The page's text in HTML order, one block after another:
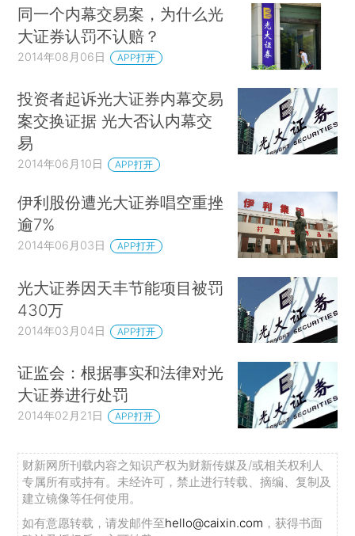
同一个内幕交易案，为什么光
大证券认罚不认赔？
2014年08月06日 APP打开
投资者起诉光大证券内幕交易
案交换证据 光大否认内幕交
易
2014年06月10日 APP打开
伊利股份遭光大证券唱空重挫
逾7%
2014年06月03日 APP打开
光大证券因天丰节能项目被罚
430万
2014年03月04日 APP打开
证监会：根据事实和法律对光
大证券进行处罚
2014年02月21日 APP打开
财新网所刊载内容之知识产权为财新传媒及/或相关权利人
专属所有或持有。未经许可，禁止进行转载、摘编、复制及
建立镜像等任何使用。
如有意愿转载，请发邮件至hello@caixin.com ，获得书面